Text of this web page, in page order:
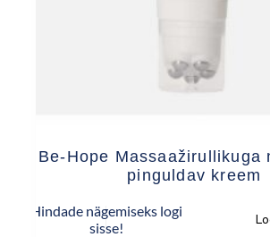
Be-Hope Massaažirullikuga
pinguldav kreem
Hindade nägemiseks logi
sisse!